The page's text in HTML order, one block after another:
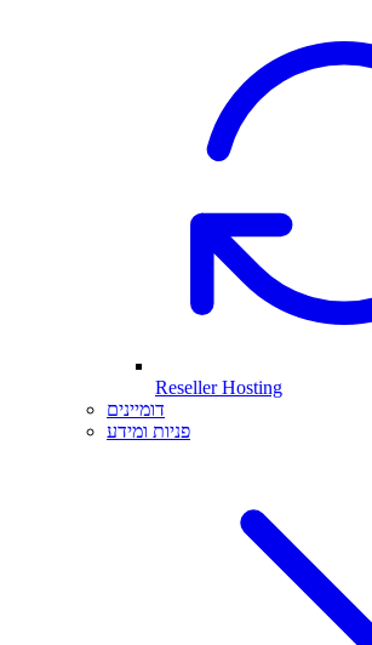
Reseller Hosting
דומיינים
פניות ומידע